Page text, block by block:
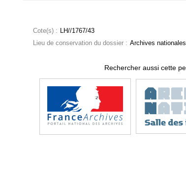
Cote(s) : LH//1767/43
Lieu de conservation du dossier : Archives
Rechercher aussi cette